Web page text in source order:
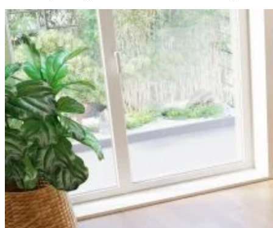
Les cookies non classés sont des cookies qui sont en